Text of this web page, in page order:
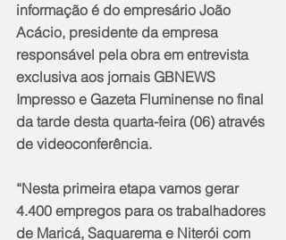
informação é do empresário João
Acácio, presidente da empresa
responsável pela obra em entrevista
exclusiva aos jornais GBNEWS
Impresso e Gazeta Fluminense no final
da tarde desta quarta-feira (06) através
de videoconferência.
“Nesta primeira etapa vamos gerar
4.400 empregos para os trabalhadores
de Maricá, Saquarema e Niterói com